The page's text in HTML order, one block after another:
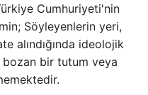
Cumhuriyeti'nin
Söyleyenlerin yeri,
alındığında ideolojik
bir tutum veya